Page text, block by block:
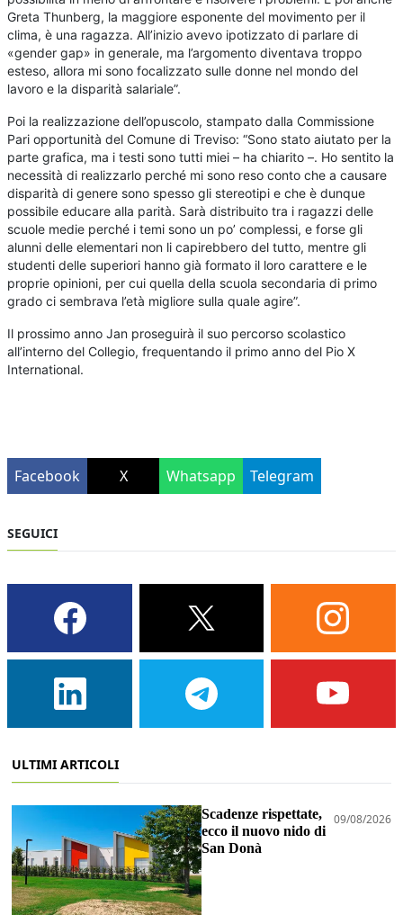
Greta Thunberg, la maggiore esponente del movimento per il
clima, è una ragazza. All’inizio avevo ipotizzato di parlare di
«gender gap» in generale, ma l’argomento diventava troppo
esteso, allora mi sono focalizzato sulle donne nel mondo del
lavoro e la disparità salariale”.
Poi la realizzazione dell’opuscolo, stampato dalla Commissione
Pari opportunità del Comune di Treviso: “Sono stato aiutato per la
parte grafica, ma i testi sono tutti miei – ha chiarito –. Ho sentito la
necessità di realizzarlo perché mi sono reso conto che a causare
disparità di genere sono spesso gli stereotipi e che è dunque
possibile educare alla parità. Sarà distribuito tra i ragazzi delle
scuole medie perché i temi sono un po’ complessi, e forse gli
alunni delle elementari non li capirebbero del tutto, mentre gli
studenti delle superiori hanno già formato il loro carattere e le
proprie opinioni, per cui quella della scuola secondaria di primo
grado ci sembrava l’età migliore sulla quale agire”.
Il prossimo anno Jan proseguirà il suo percorso scolastico
all’interno del Collegio, frequentando il primo anno del Pio X
International.
Facebook X Whatsapp Telegram
SEGUICI
ULTIMI ARTICOLI
Scadenze rispettate,
ecco il nuovo nido di
San Donà
09/08/2026